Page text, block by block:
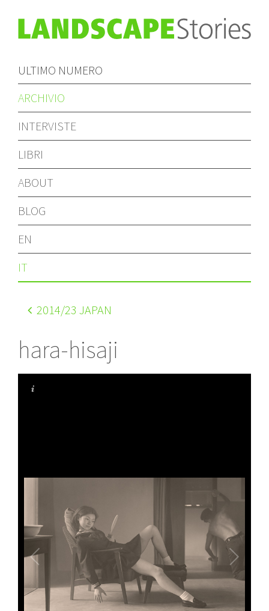
ULTIMO NUMERO
ARCHIVIO
INTERVISTE
LIBRI
ABOUT
BLOG
EN
IT
2014/23 JAPAN
hara-hisaji